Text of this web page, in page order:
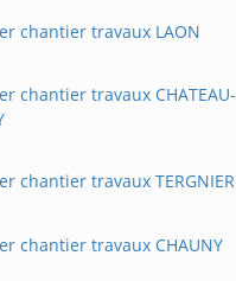
chantier travaux LAON
chantier travaux CHATEAU-
chantier travaux TERGNIER
chantier travaux CHAUNY